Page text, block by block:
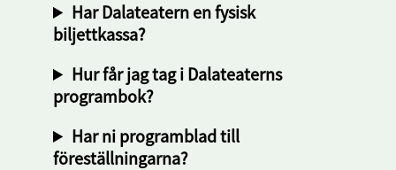
Har Dalateatern en fysisk
biljettkassa?
Hur får jag tag i Dalateaterns
programbok?
Har ni programblad till
föreställningarna?